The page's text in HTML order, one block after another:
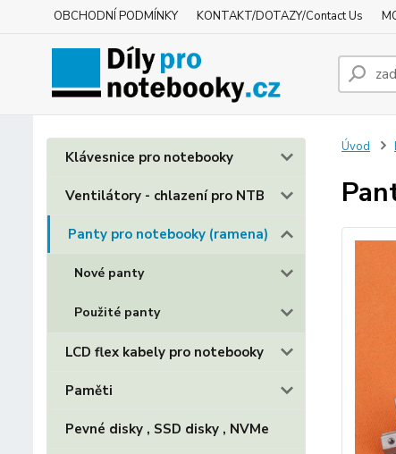
OBCHODNÍ PODMÍNKY KONTAKT/DOTAZY/Contact Us
Klávesnice pro notebooky
Ventilátory - chlazení pro NTB
Panty pro notebooky (ramena)
Nové panty
Použité panty
LCD flex kabely pro notebooky
Paměti
Pevné disky , SSD disky , NVMe
Úvod